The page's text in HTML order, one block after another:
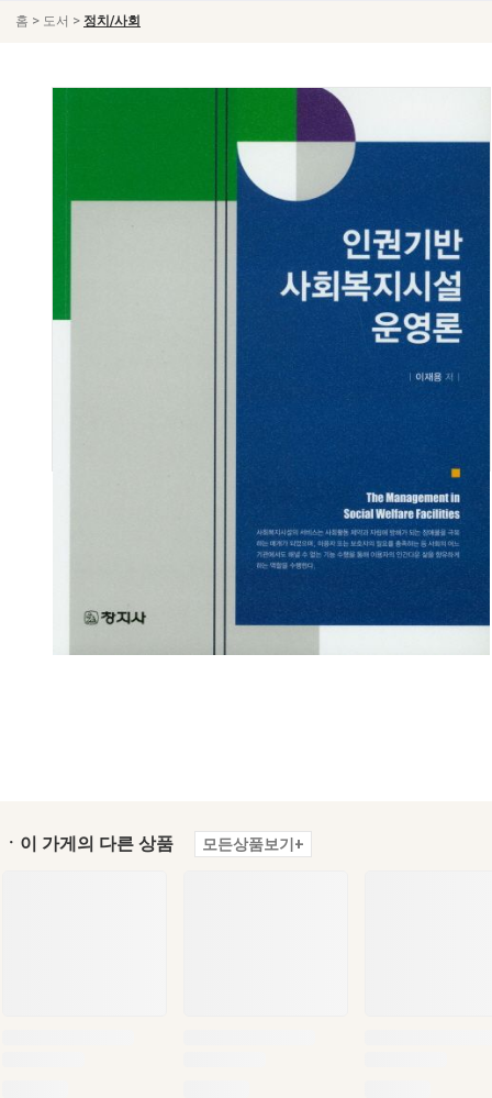
홈 > 도서 > 정치/사회
ㆍ이 가게의 다른 상품 모든상품보기+